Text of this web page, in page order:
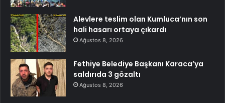
Alevlere teslim olan Kumluca’nın son
hali hasarı ortaya çıkardı
Ağustos 8, 2026
Fethiye Belediye Başkanı Karaca’ya
saldırıda 3 gözaltı
Ağustos 8, 2026